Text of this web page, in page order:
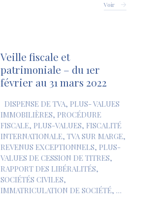
Voir
Veille fiscale et
patrimoniale – du 1er
février au 31 mars 2022
DISPENSE DE TVA, PLUS- VALUES
IMMOBILIÈRES, PROCÉDURE
FISCALE, PLUS-VALUES, FISCALITÉ
INTERNATIONALE, TVA SUR MARGE,
REVENUS EXCEPTIONNELS, PLUS-
VALUES DE CESSION DE TITRES,
RAPPORT DES LIBÉRALITÉS,
SOCIÉTÉS CIVILES,
IMMATRICULATION DE SOCIÉTÉ, …